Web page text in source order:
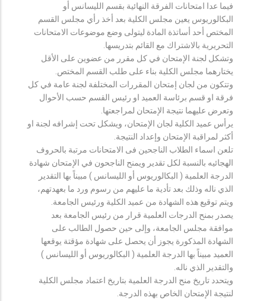
فيما عدا امتحانات الفرقة النهائية بقسم الليسانس أو
البكالوريوس يعين مجلس الكلية بعد أخذ رأي مجلس القسم
المختص أحد أساتذة المادة ليتولى وضع موضوعات الامتحانات
التحريرية بالاشتراك مع القائم بتدريسها.
وتشكل لجنة الإمتحان في كل مقرر من عضوين على الأقل
يختارهما مجلس الكلية بناء على طلب القسم المختص.
وتتكون من لجان إمتحان المقررات المختلفة لجنة عامة في كل
فرقة او قسم برئاسة العميد او رئيس القسم حسب الأحوال
وتعرض عليهما نتيجة الإمتحان لمراجعتها.
يرأس عميد الكلية لجان الإمتحان، ويشكل تحت إشرافه لجنة او
أكثر لمراقبة الإمتحان وإعداد النتيجة.
تلعن اسماء الطلاب الناجحين فى الامتحانات مرتبة بالحروف
الهجائيه بالنسبة لكل تقدير ويمنح الناجحون في الإمتحان شهادة
الدرجة العلمية ( البكالوريوس أو الليسانس ) مبيناً بها التقدير
الذي ناله وذلك بعد تأدية ما عليهم من رسوم ورد ما بعهدتهم،
ويتم توقيع هذه الشهادة من عميد الكلية ورئيس الجامعة.
يصدر بمنح الدرجات العلمية قرار من رئيس الجامعة بعد
موافقة مجلس الجامعة، وإلى حين حصول الطالب على
الشهادة المذكورة يجوز أن يحصل على شهادة مؤقتة يوقعها
العميد مبيناً بها الدرجة العلمية ( البكالوريوس أو الليسانس )
والتقدير الذي ناله.
ويتحدد تاريخ منح الدرجة العلمية بتاريخ اعتماد مجلس الكلية
لنتيجة الإمتحان الخاص بهذه الدرجة.